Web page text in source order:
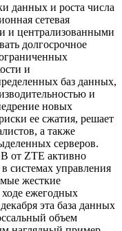
данных и роста числа
сетевая
и централизованными
долгосрочное
и
баз данных,
и
новых
ее сжатия, решает
а также
серверов.
от ZTE активно
системах управления
жесткие
ежегодных
эта база данных
объем